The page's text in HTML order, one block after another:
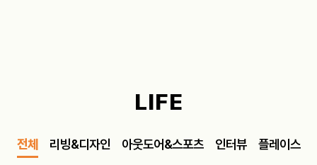
LIFE
전체 리빙&디자인 아웃도어&스포츠 인터뷰 플레이스